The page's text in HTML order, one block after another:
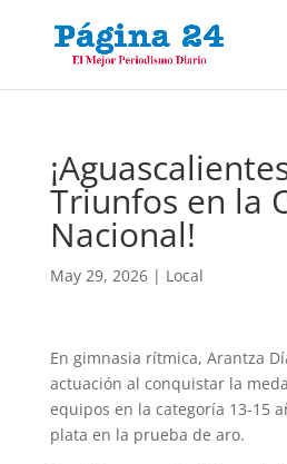
Triunfos en la
Nacional!
May 29, 2026| Local
En gimnasia rítmica, Arantza
actuación al conquistar la
equipos en la categoría 13-15
plata en la prueba de aro.